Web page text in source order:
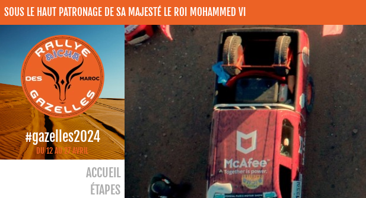
SOUS LE HAUT PATRONAGE DE SA MAJESTÉ LE ROI MOHAMMED VI
#gazelles2024
DU 12 AU 27 AVRIL
ACCUEIL
ÉTAPES